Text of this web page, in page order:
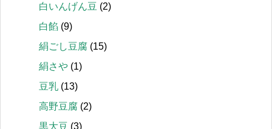
白いんげん豆 (2)
白餡 (9)
絹ごし豆腐 (15)
絹さや (1)
豆乳 (13)
高野豆腐 (2)
黒大豆 (3)